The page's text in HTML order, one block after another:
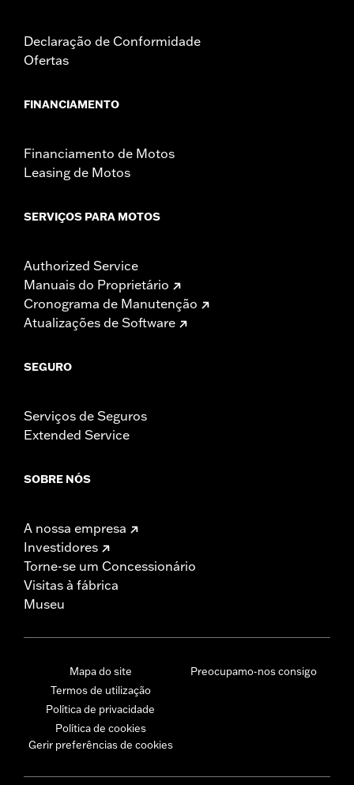
Declaração de Conformidade
Ofertas
FINANCIAMENTO
Financiamento de Motos
Leasing de Motos
SERVIÇOS PARA MOTOS
Authorized Service
Manuais do Proprietário
Cronograma de Manutenção
Atualizações de Software
SEGURO
Serviços de Seguros
Extended Service
SOBRE NÓS
A nossa empresa
Investidores
Torne-se um Concessionário
Visitas à fábrica
Museu
Mapa do site
Termos de utilização
Política de privacidade
Política de cookies
Gerir preferências de cookies
Preocupamo-nos consigo